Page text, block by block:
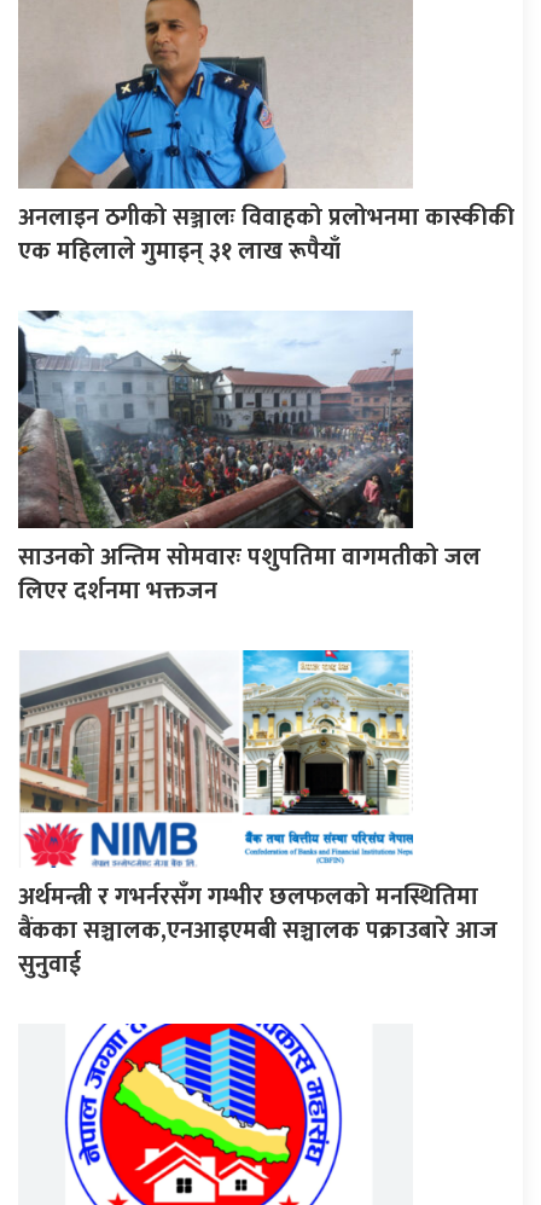
अनलाइन ठगीको सञ्जालः विवाहको प्रलोभनमा कास्कीकी
एक महिलाले गुमाइन् ३१ लाख रूपैयाँ
साउनको अन्तिम सोमवारः पशुपतिमा वागमतीको जल
लिएर दर्शनमा भक्तजन
अर्थमन्त्री र गभर्नरसँग गम्भीर छलफलको मनस्थितिमा
बैंकका सञ्चालक,एनआइएमबी सञ्चालक पक्राउबारे आज
सुनुवाई